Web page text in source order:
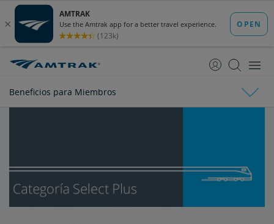
Contenido
Navegación
Beneficios para Miembros
Beneficios de Select